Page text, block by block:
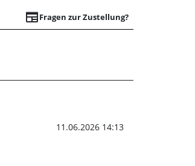
newspaperFragen zur Zustellung?
|
11.06.2026 14:13